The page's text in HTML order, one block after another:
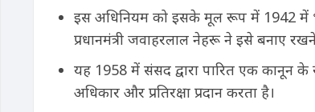
इस अधिनियम को इसके मूल रूप में 1942 में
प्रधानमंत्री जवाहरलाल नेहरू ने इसे बनाए
यह 1958 में संसद द्वारा पारित एक कानून के
अधिकार और प्रतिरक्षा प्रदान करता है।